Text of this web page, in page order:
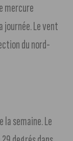
mercure
journée. Le vent
du nord-
la semaine. Le